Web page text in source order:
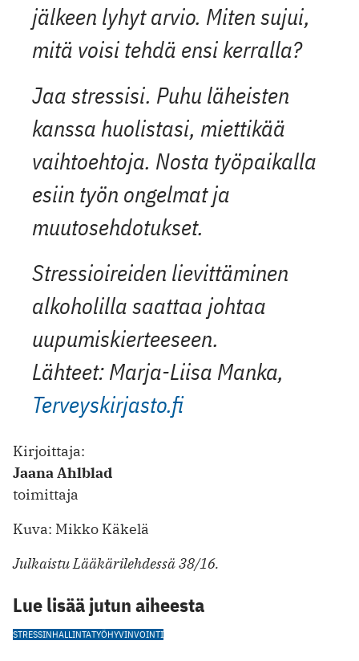
jälkeen lyhyt arvio. Miten sujui,
mitä voisi tehdä ensi kerralla?
Jaa stressisi. Puhu läheisten
kanssa huolistasi, miettikää
vaihtoehtoja. Nosta työpaikalla
esiin työn ongelmat ja
muutosehdotukset.
Stressioireiden lievittäminen
alkoholilla saattaa johtaa
uupumiskierteeseen.
Lähteet: Marja-Liisa Manka,
Terveyskirjasto.fi
Kirjoittaja:
Jaana Ahlblad
toimittaja
Kuva: Mikko Käkelä
Julkaistu Lääkärilehdessä 38/16.
Lue lisää jutun aiheesta
STRESSINHALLINTATYÖHYVINVOINTI